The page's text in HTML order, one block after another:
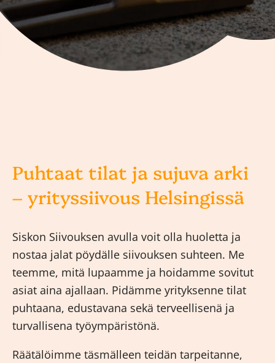
Puhtaat tilat ja sujuva arki
– yrityssiivous Helsingissä
Siskon Siivouksen avulla voit olla huoletta ja
nostaa jalat pöydälle siivouksen suhteen. Me
teemme, mitä lupaamme ja hoidamme sovitut
asiat aina ajallaan. Pidämme yrityksenne tilat
puhtaana, edustavana sekä terveellisenä ja
turvallisena työympäristönä.
Räätälöimme täsmälleen teidän tarpeitanne,